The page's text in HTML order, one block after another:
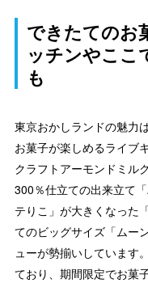
できたてのお
ッチンやここ
も
東京おかしランドの魅力
お菓子が楽しめるライブ
クラフトアーモンドミル
300％仕立ての出来立て
テりこ」が大きくなった
てのビッグサイズ「ムー
ューが勢揃いしています
ており、期間限定でお菓